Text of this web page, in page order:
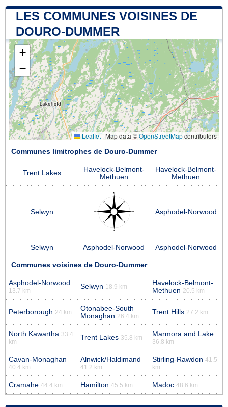
LES COMMUNES VOISINES DE
DOURO-DUMMER
+
−
Leaflet | Map data ©OpenStreetMapcontributors
Communes limitrophes de Douro-Dummer
Trent Lakes
Havelock-Belmont-
Methuen
Havelock-Belmont-
Methuen
Selwyn Asphodel-Norwood
Selwyn Asphodel-Norwood Asphodel-Norwood
Communes voisines de Douro-Dummer
Asphodel-Norwood
13.7 km
Selwyn 18.9 km
Havelock-Belmont-
Methuen 20.5 km
Peterborough 24 km
Otonabee-South
Monaghan 26.4 km
Trent Hills 27.2 km
North Kawartha 33.4
km
Trent Lakes 35.8 km Marmora and Lake
36.8 km
Cavan-Monaghan
40.4 km
Alnwick/Haldimand
41.2 km
Stirling-Rawdon 41.5
km
Cramahe 44.4 km Hamilton 45.5 km Madoc 48.6 km